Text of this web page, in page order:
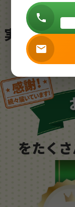
実際にサ
をたく